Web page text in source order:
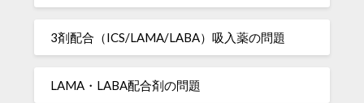
3剤配合（ICS/LAMA/LABA）吸入薬の問題
LAMA・LABA配合剤の問題